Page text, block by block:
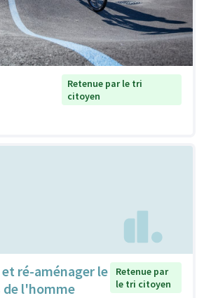
Retenue par le tri
citoyen
ré-aménager le
de l'homme
Retenue par
le tri citoyen